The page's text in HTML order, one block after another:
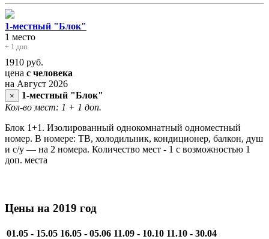
1-местный "Блок"
1 место
+ 1 доп.
1910 руб.
цена с человека
на Август 2026
×
1-местный "Блок"
Кол-во мест: 1 + 1 доп.
Блок 1+1. Изолированный однокомнатный одноместный
номер. В номере: ТВ, холодильник, кондиционер, балкон, душ
и с/у — на 2 номера. Количество мест - 1 с возможностью 1
доп. места
Цены на 2019 год
01.05 - 15.05 16.05 - 05.06 11.09 - 10.10 11.10 - 30.04